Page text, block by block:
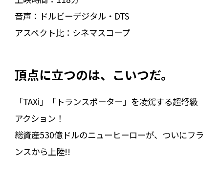
音声： ドルビーデジタル・DTS
アスペクト比： シネマスコープ
頂点に立つのは、こいつだ。
「TAXi」「トランスポーター」を凌駕する超弩級
アクション！
総資産530億ドルのニューヒーローが、ついにフラ
ンスから上陸!!